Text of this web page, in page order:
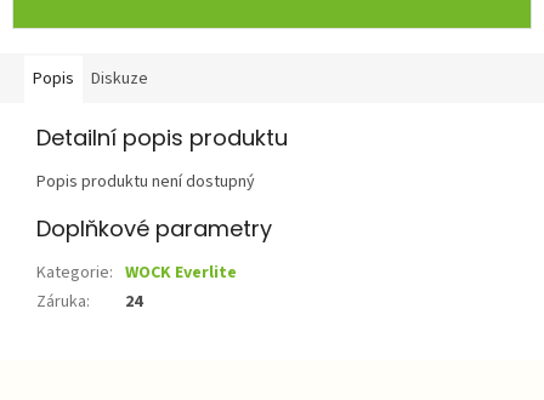
Popis Diskuze
Detailní popis produktu
Popis produktu není dostupný
Doplňkové parametry
Kategorie: WOCK Everlite
Záruka: 24